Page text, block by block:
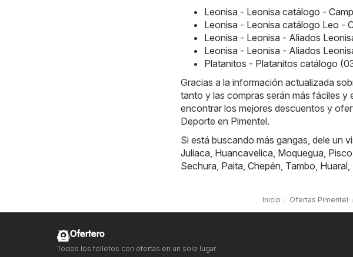
Leonisa - Leonisa catálogo -
Leonisa - Leonisa catálogo Leo -
Leonisa - Leonisa - Aliados
Leonisa - Leonisa - Aliados
Platanitos - Platanitos catálogo
Gracias a la información actualizada
tanto y las compras serán más fáciles
encontrar los mejores descuentos y
Deporte en Pimentel.
Si está buscando más gangas, dele un
Juliaca, Huancavelica, Moquegua, Pisco
Sechura, Paita, Chepén, Tambo, Huaral,
Inicio Ofertas Pimentel
Ofertero
Todos los folletos con ofertas en un solo lugar